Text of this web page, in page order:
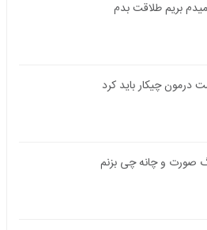
بریم طلاقت بدم
درمون چیکار باید کرد
صورت و چانه چی بزنم